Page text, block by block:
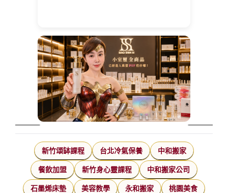
新竹頌缽課程 台北冷氣保養 中和搬家
餐飲加盟 新竹身心靈課程 中和搬家公司
石墨烯床墊 美容教學 永和搬家 桃園美食